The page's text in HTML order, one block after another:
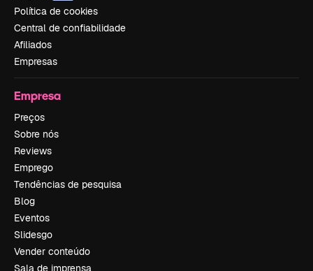
Política de cookies
Central de confiabilidade
Afiliados
Empresas
Empresa
Preços
Sobre nós
Reviews
Emprego
Tendências de pesquisa
Blog
Eventos
Slidesgo
Vender conteúdo
Sala de imprensa